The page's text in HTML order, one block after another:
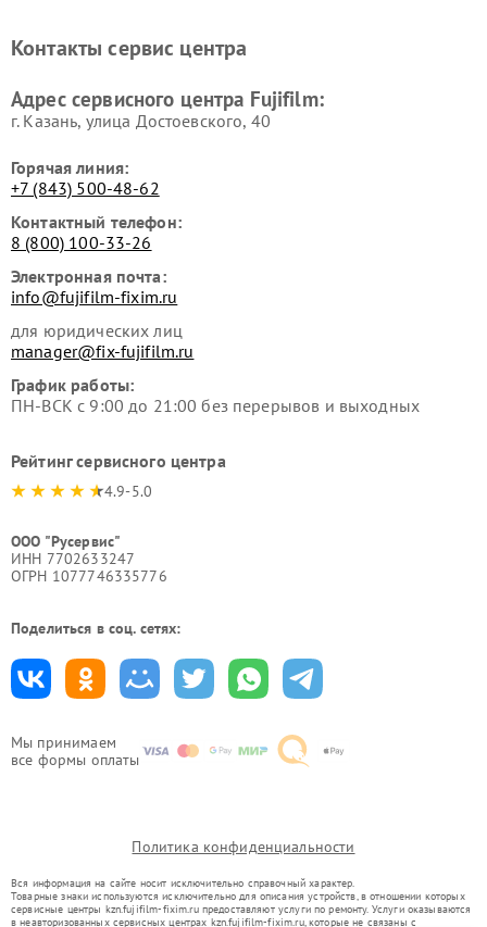
Мы принимаем
все формы оплаты
Контакты сервис центра
Адрес сервисного центра Fujifilm:
г. Казань, улица Достоевского, 40
Горячая линия:
+7 (843) 500-48-62
Контактный телефон:
8 (800) 100-33-26
Электронная почта:
info@fujifilm-fixim.ru
для юридических лиц
manager@fix-fujifilm.ru
График работы:
ПН-ВСК с 9:00 до 21:00 без перерывов и выходных
Рейтинг сервисного центра
4.9-5.0
ООО "Русервис"
ИНН 7702633247
ОГРН 1077746335776
Поделиться в соц. сетях:
Политика конфиденциальности
Вся информация на сайте носит исключительно справочный характер.
Товарные знаки используются исключительно для описания устройств, в отношении которых
сервисные центры kzn.fujifilm-fixim.ru предоставляют услуги по ремонту. Услуги оказываются
в неавторизованных сервисных центрах kzn.fujifilm-fixim.ru, которые не связаны с